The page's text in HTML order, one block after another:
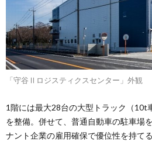
「守谷Ⅱロジスティクスセンター」外観
1階には最大28台の大型トラック（10t
を整備。併せて、普通自動車の駐車場
ナント企業の雇用確保で優位性を持て